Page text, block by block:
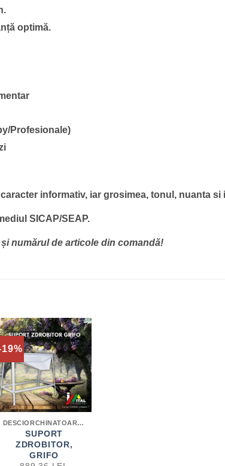
optimă.
Profesionale)
informativ, iar grosimea, tonul, nuanta
SICAP/SEAP.
numărul de articole din comandă!
19%
DESCIORCHINATOARE / ZDROBITOARE / HIDROPRESE
SUPORT
ZDROBITOR,
GRIFO